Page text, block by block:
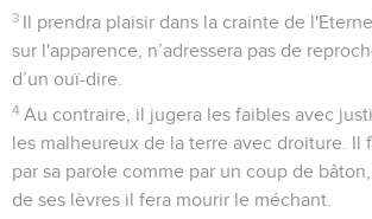
3 Il prendra plaisir dans la crainte de
sur l'apparence, n’adressera pas de
d’un ouï-dire.
4 Au contraire, il jugera les faibles avec
les malheureux de la terre avec droiture. Il
par sa parole comme par un coup de
de ses lèvres il fera mourir le méchant.